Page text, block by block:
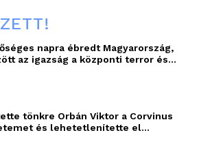
napra ébredt Magyarország,
az igazság a központi terror és...
tönkre Orbán Viktor a Corvinus
és lehetetlenítette el...